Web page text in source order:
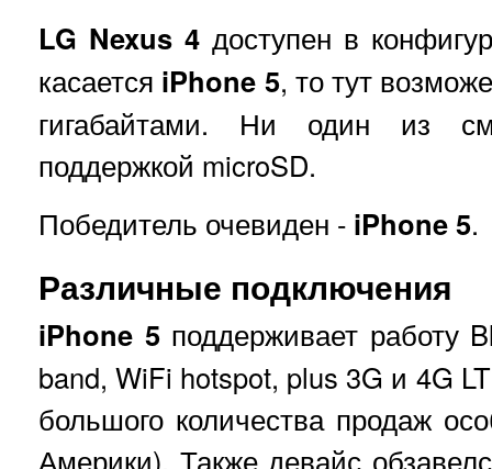
LG Nexus 4доступен в
касается iPhone 5, то тут
гигабайтами. Ни один из
поддержкой microSD.
Победитель очевиден - iPhone 5.
Различные подключения
iPhone 5поддерживает работу
band, WiFi hotspot, plus 3G и 4G
большого количества продаж
Америки). Также девайс